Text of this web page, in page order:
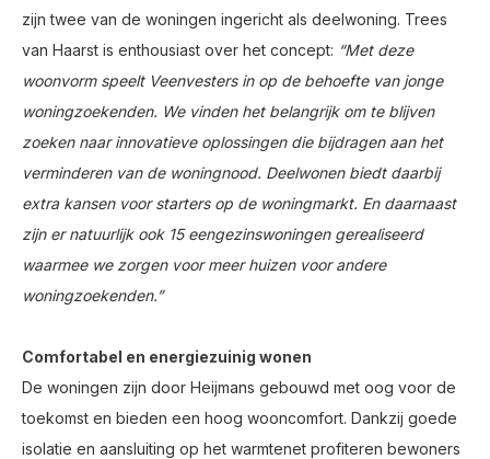
zijn twee van de woningen ingericht als deelwoning. Trees
van Haarst is enthousiast over het concept: “Met deze
woonvorm speelt Veenvesters in op de behoefte van jonge
woningzoekenden. We vinden het belangrijk om te blijven
zoeken naar innovatieve oplossingen die bijdragen aan het
verminderen van de woningnood. Deelwonen biedt daarbij
extra kansen voor starters op de woningmarkt. En daarnaast
zijn er natuurlijk ook 15 eengezinswoningen gerealiseerd
waarmee we zorgen voor meer huizen voor andere
woningzoekenden.”
Comfortabel en energiezuinig wonen
De woningen zijn door Heijmans gebouwd met oog voor de
toekomst en bieden een hoog wooncomfort. Dankzij goede
isolatie en aansluiting op het warmtenet profiteren bewoners